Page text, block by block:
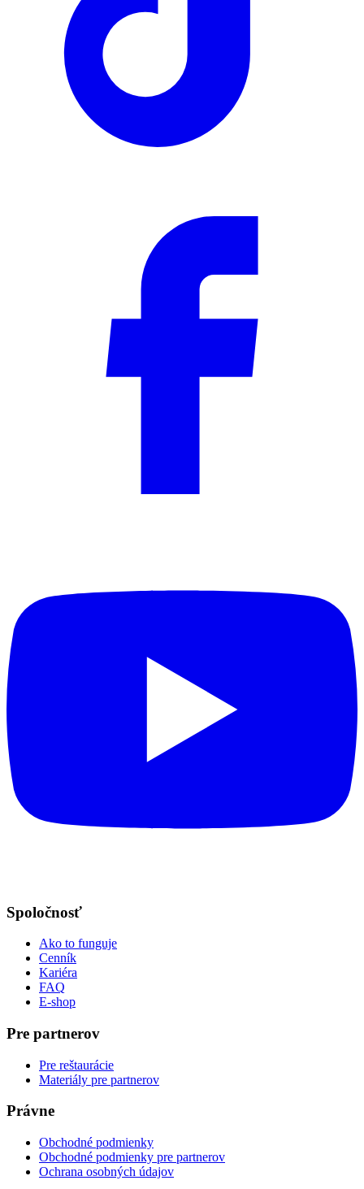
Spoločnosť
Ako to funguje
Cenník
Kariéra
FAQ
E-shop
Pre partnerov
Pre reštaurácie
Materiály pre partnerov
Právne
Obchodné podmienky
Obchodné podmienky pre partnerov
Ochrana osobných údajov